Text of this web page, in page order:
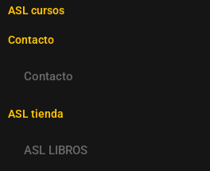
ASL cursos
Contacto
Contacto
ASL tienda
ASL LIBROS